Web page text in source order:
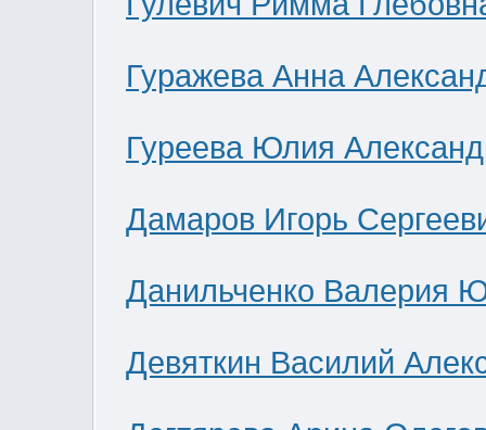
Гуражева Анна
Гуреева Юлия
Дамаров Игорь
Данильченко Валерия
Девяткин Василий